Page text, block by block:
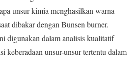
unsur kimia menghasilkan warna
dibakar dengan Bunsen burner.
digunakan dalam analisis kualitatif
keberadaan unsur-unsur tertentu dalam